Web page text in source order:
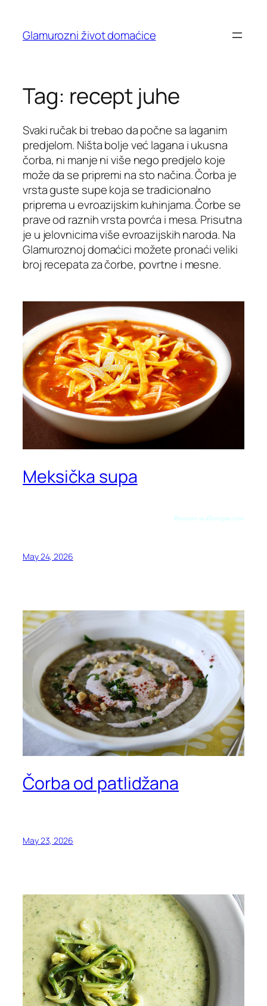
content
Glamurozni život domaćice
Tag: recept juhe
Svaki ručak bi trebao da počne sa laganim
predjelom. Ništa bolje već lagana i ukusna
čorba, ni manje ni više nego predjelo koje
može da se pripremi na sto načina. Čorba je
vrsta guste supe koja se tradicionalno
priprema u evroazijskim kuhinjama. Čorbe se
prave od raznih vrsta povrća i mesa. Prisutna
je u jelovnicima više evroazijskih naroda. Na
Glamuroznoj domaćici možete pronaći veliki
broj recepata za čorbe, povrtne i mesne.
Meksička supa
Preuzeto sa allrecipes.com
May 24, 2026
Čorba od patlidžana
May 23, 2026